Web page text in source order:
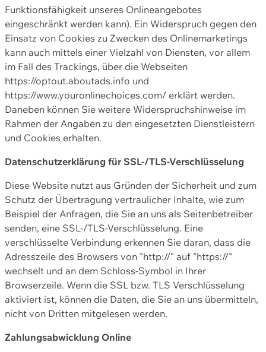
Funktionsfähigkeit unseres Onlineangebotes
eingeschränkt werden kann). Ein Widerspruch gegen den
Einsatz von Cookies zu Zwecken des Onlinemarketings
kann auch mittels einer Vielzahl von Diensten, vor allem
im Fall des Trackings, über die Webseiten
https://optout.aboutads.info und
https://www.youronlinechoices.com/ erklärt werden.
Daneben können Sie weitere Widerspruchshinweise im
Rahmen der Angaben zu den eingesetzten Dienstleistern
und Cookies erhalten.
Datenschutzerklärung für SSL-/TLS-Verschlüsselung
Diese Website nutzt aus Gründen der Sicherheit und zum
Schutz der Übertragung vertraulicher Inhalte, wie zum
Beispiel der Anfragen, die Sie an uns als Seitenbetreiber
senden, eine SSL-/TLS-Verschlüsselung. Eine
verschlüsselte Verbindung erkennen Sie daran, dass die
Adresszeile des Browsers von "http://" auf "https://"
wechselt und an dem Schloss-Symbol in Ihrer
Browserzeile. Wenn die SSL bzw. TLS Verschlüsselung
aktiviert ist, können die Daten, die Sie an uns übermitteln,
nicht von Dritten mitgelesen werden.
Zahlungsabwicklung Online